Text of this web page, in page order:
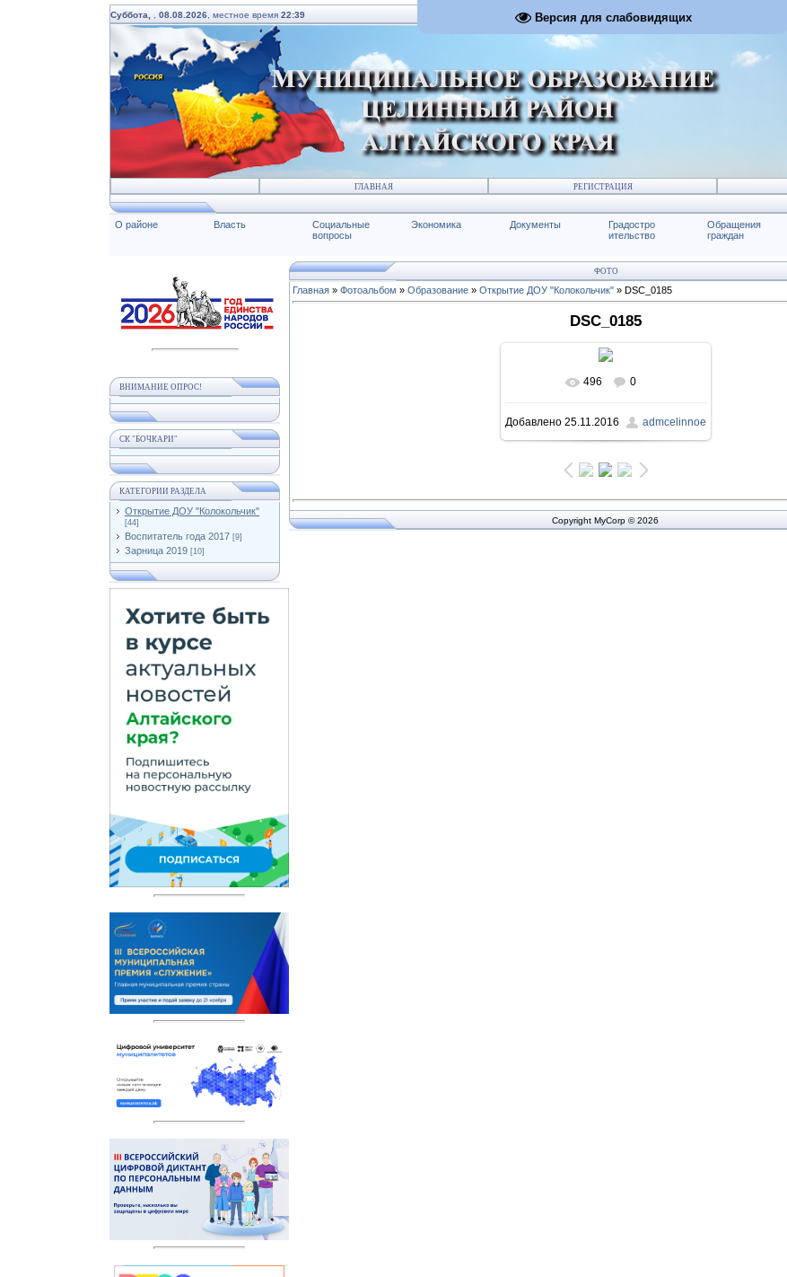
Версия для слабовидящих
Суббота, 08.08.2026 , местное время 22:39
ГЛАВНАЯ РЕГИСТРАЦИЯ
О районе Власть
Социальные
вопросы
Экономика Документы
Градостро
ительство
Обращения
граждан
ВНИМАНИЕ ОПРОС!
СК "БОЧКАРИ"
КАТЕГОРИИ РАЗДЕЛА
Открытие ДОУ "Колокольчик"
[44]
Воспитатель года 2017 [9]
Зарница 2019 [10]
ФОТО
Главная » Фотоальбом » Образование » Открытие ДОУ "Колокольчик" » DSC_0185
DSC_0185
В реальном размере
414.3Kb
496 0
Добавлено25.11.2016 admcelinnoe
Copyright MyCorp © 2026